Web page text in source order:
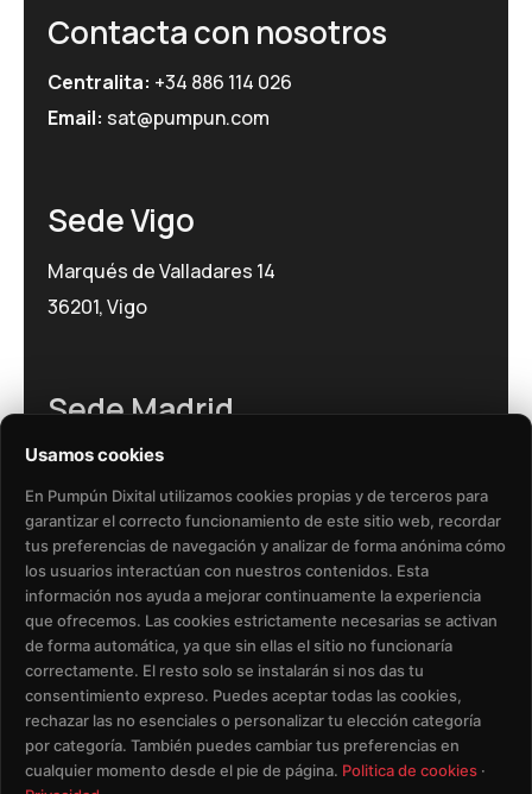
Contacta con nosotros
Centralita: +34 886 114 026
Email: sat@pumpun.com
Sede Vigo
Marqués de Valladares 14
36201, Vigo
Sede Madrid
Avenida del Brasil 17
28020, Madrid
Política de Privacidad​ Aviso Legal​
Política de Cookies
Usamos cookies
En Pumpún Dixital utilizamos cookies propias y de terceros para
garantizar el correcto funcionamiento de este sitio web, recordar
tus preferencias de navegación y analizar de forma anónima cómo
los usuarios interactúan con nuestros contenidos. Esta
información nos ayuda a mejorar continuamente la experiencia
que ofrecemos. Las cookies estrictamente necesarias se activan
de forma automática, ya que sin ellas el sitio no funcionaría
correctamente. El resto solo se instalarán si nos das tu
consentimiento expreso. Puedes aceptar todas las cookies,
rechazar las no esenciales o personalizar tu elección categoría
por categoría. También puedes cambiar tus preferencias en
cualquier momento desde el pie de página. Politica de cookies ·